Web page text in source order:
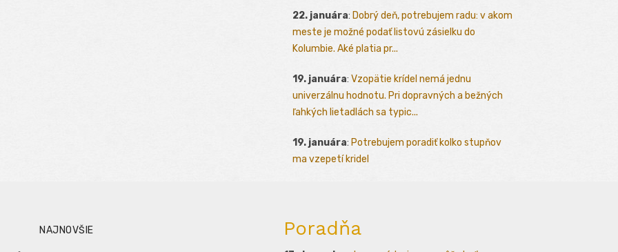
22. januára: Dobrý deň, potrebujem radu: v akom
meste je možné podať listovú zásielku do
Kolumbie. Aké platia pr...
19. januára: Vzopätie krídel nemá jednu
univerzálnu hodnotu. Pri dopravných a bežných
ľahkých lietadlách sa typic...
19. januára: Potrebujem poradiť kolko stupňov
ma vzepetí kridel
NAJNOVŠIE Poradňa